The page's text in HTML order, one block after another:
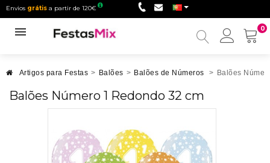
Envios grátis a partir de 120€
0
Minha
Artigos para Festas > Balões > Balões de Números > Balões
Balões Número 1 Redondo 32 cm